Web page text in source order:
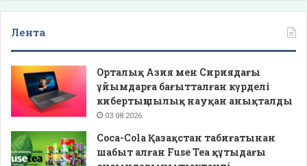
Лента
Орталық Азия мен Сириядағы
ұйымдарға бағытталған күрделі
кибертыңшылық науқан анықталды
03.08.2026
Coca-Cola Қазақстан табиғатынан
шабыт алған Fuse Tea құтыдағы